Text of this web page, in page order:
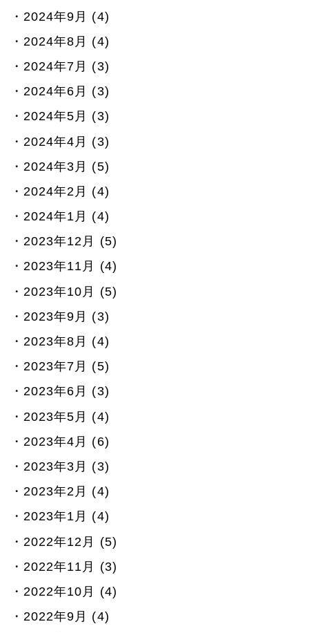
2024年9月 (4)
2024年8月 (4)
2024年7月 (3)
2024年6月 (3)
2024年5月 (3)
2024年4月 (3)
2024年3月 (5)
2024年2月 (4)
2024年1月 (4)
2023年12月 (5)
2023年11月 (4)
2023年10月 (5)
2023年9月 (3)
2023年8月 (4)
2023年7月 (5)
2023年6月 (3)
2023年5月 (4)
2023年4月 (6)
2023年3月 (3)
2023年2月 (4)
2023年1月 (4)
2022年12月 (5)
2022年11月 (3)
2022年10月 (4)
2022年9月 (4)